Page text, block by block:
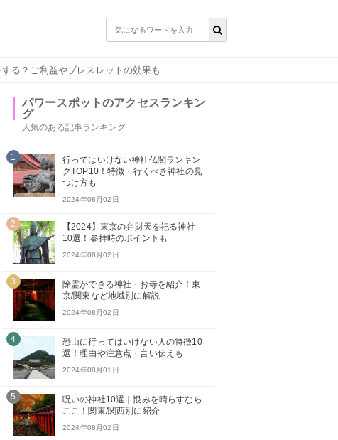
る？ご利益やブレスレットの効果も
パワースポットのアクセスランキン
グ
人気のある記事ランキング
1
行ってはいけない神社仏閣ランキン
グTOP10！特徴・行くべき神社の見
つけ方も
2024年08月02日
2
【2024】東京の弁財天を祀る神社
10選！参拝時のポイントも
2024年08月02日
3
除霊ができる神社・お寺を紹介！東
京/関東など地域別に解説
2024年08月02日
4
恐山に行ってはいけない人の特徴10
選！理由や注意点・言い伝えも
2024年08月01日
5
呪いの神社10選｜恨みを晴らすなら
ここ！関東/関西別に紹介
2024年08月02日